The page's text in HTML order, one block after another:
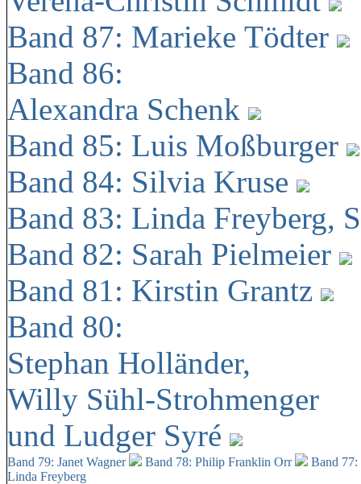
Band 87: Marieke Tödter
Band 86:
Alexandra Schenk
Band 85: Luis Moßburger
Band 84: Silvia Kruse
Band 83: Linda Freyberg,
Band 82: Sarah Pielmeier
Band 81: Kirstin Grantz
Band 80:
Stephan Holländer,
Willy Sühl-Strohmenger
und Ludger Syré
Band 79: Janet Wagner Band 78: Philip Franklin Orr
Band
Linda Freyberg